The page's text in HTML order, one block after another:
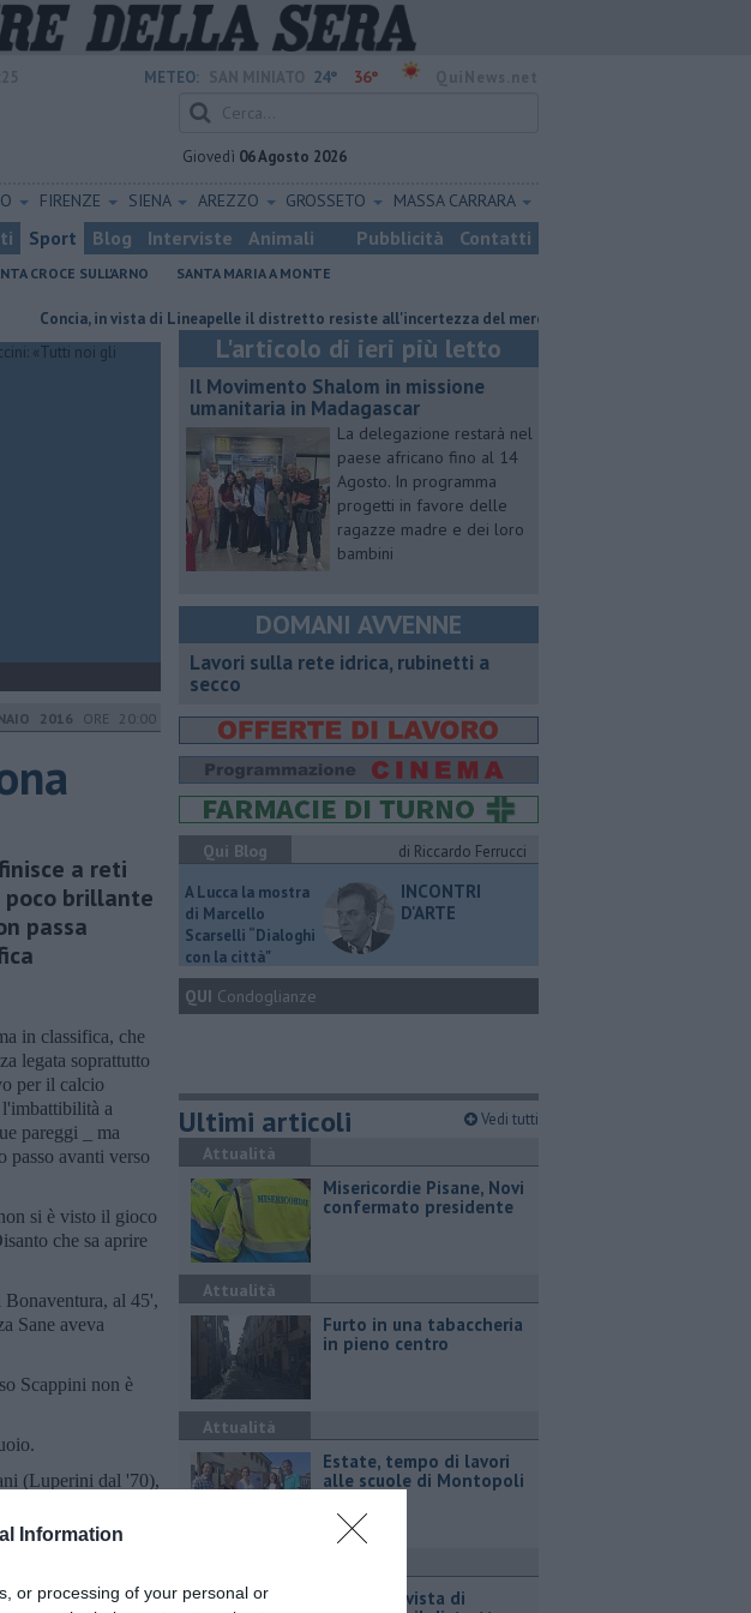
Information
or processing of your personal or
METEO: 24° 36°
Giovedì 06 Agosto 2026
FIRENZE SIENA AREZZO GROSSETO MASSA CARRARA
Sport Blog Interviste Animali Pubblicità Contatti
CROCE SULL'ARNO SANTA MARIA A MONTE
in vista di Lineapelle il distretto resiste all'incertezza del mercato
2016 ORE 20:00
a reti
poco brillante
passa
in classifica, che
legata soprattutto
per il calcio
l'imbattibilità a
pareggi _ ma
passo avanti verso
si è visto il gioco
che sa aprire
al 45',
Sane aveva
Scappini non è
(Luperini dal '70),
L'articolo di ieri più letto
Il Movimento Shalom in missione
umanitaria in Madagascar
La delegazione restarà nel
paese africano fino al 14
Agosto. In programma
progetti in favore delle
ragazze madre e dei loro
bambini
DOMANI AVVENNE
Lavori sulla rete idrica, rubinetti a
secco
Qui Blog
di Riccardo Ferrucci
A Lucca la mostra
di Marcello
Scarselli “Dialoghi
con la città"
INCONTRI
D'ARTE
QUI Condoglianze
Ultimi articoli Vedi tutti
Attualità
Misericordie Pisane, Novi
confermato presidente
Attualità
Furto in una tabaccheria
in pieno centro
Attualità
Estate, tempo di lavori
alle scuole di Montopoli
Concia, in vista di